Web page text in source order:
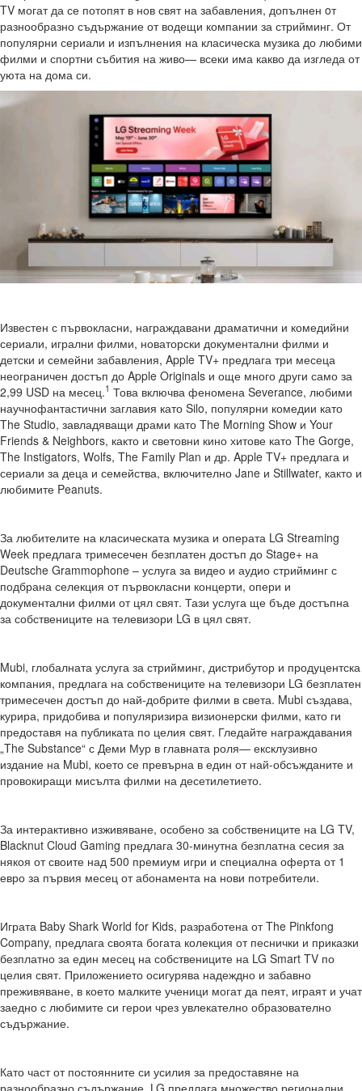
TV могат да се потопят в нов свят на забавления, допълнен oт
разнообразно съдържание от водещи компании за стрийминг. От
популярни сериали и изпълнения на класическа музика до любими
филми и спортни събития на живо— всеки има какво да изгледа от
уюта на дома си.
Известен с първокласни, награждавани драматични и комедийни
сериали, игрални филми, новаторски документални филми и
детски и семейни забавления, Apple TV+ предлага три месеца
неограничен достъп до Apple Originals и още много други само за
2,99 USD на месец.1 Това включва феномена Severance, любими
научнофантастични заглавия като Silo, популярни комедии като
The Studio, завладяващи драми като The Morning Show и Your
Friends & Neighbors, както и световни кино хитове като The Gorge,
The Instigators, Wolfs, The Family Plan и др. Apple TV+ предлага и
сериали за деца и семейства, включително Jane и Stillwater, както и
любимите Peanuts.
За любителите на класическата музика и операта LG Streaming
Week предлага тримесечен безплатен достъп до Stage+ на
Deutsche Grammophone – услуга за видео и аудио стрийминг с
подбрана селекция от първокласни концерти, опери и
документални филми от цял свят. Тази услуга ще бъде достъпна
за собствениците на телевизори LG в цял свят.
Mubi, глобалната услуга за стрийминг, дистрибутор и продуцентска
компания, предлага на собствениците на телевизори LG безплатен
тримесечен достъп до най-добрите филми в света. Mubi създава,
курира, придобива и популяризира визионерски филми, като ги
предоставя на публиката по целия свят. Гледайте награждавания
„The Substance“ с Деми Мур в главната роля— ексклузивно
издание на Mubi, което се превърна в един от най-обсъжданите и
провокиращи мисълта филми на десетилетието.
За интерактивно изживяване, особено за собствениците на LG TV,
Blacknut Cloud Gaming предлага 30-минутна безплатна сесия за
някоя от своите над 500 премиум игри и специална оферта от 1
евро за първия месец от абонамента на нови потребители.
Играта Baby Shark World for Kids, разработена от The Pinkfong
Company, предлага своята богата колекция от песнички и приказки
безплатно за един месец на собствениците на LG Smart TV по
целия свят. Приложението осигурява надеждно и забавно
преживяване, в което малките ученици могат да пеят, играят и учат
заедно с любимите си герои чрез увлекателно образователно
съдържание.
Като част от постоянните си усилия за предоставяне на
разнообразно съдържание, LG предлага множество регионални